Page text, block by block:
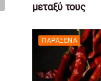
μεταξύ τους
ΠΑΡΆΞΕΝΑ